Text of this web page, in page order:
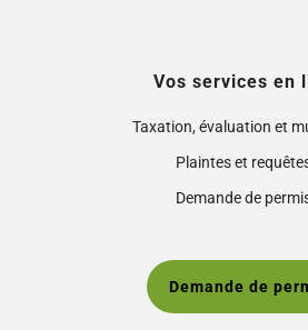
Vos services en
Taxation, évaluation et
Plaintes et
Demande de
Demande de